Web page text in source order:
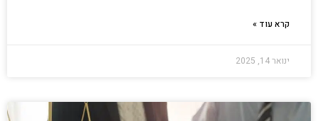
קרא עוד »
ינואר 14, 2025